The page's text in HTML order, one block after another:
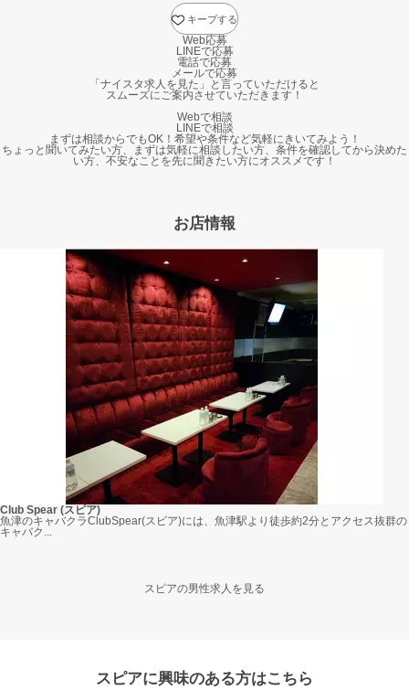
キープする
Web応募
LINEで応募
電話で応募
メールで応募
「ナイスタ求人を見た」と言っていただけると
スムーズにご案内させていただきます！
Webで相談
LINEで相談
まずは相談からでもOK！希望や条件など気軽にきいてみよう！
ちょっと聞いてみたい方、まずは気軽に相談したい方、条件を確認してから決めた
い方、不安なことを先に聞きたい方にオススメです！
お店情報
Club Spear (スピア)
魚津のキャバクラClubSpear(スピア)には、魚津駅より徒歩約2分とアクセス抜群の
キャバク...
スピアの男性求人を見る
スピアに興味のある方はこちら